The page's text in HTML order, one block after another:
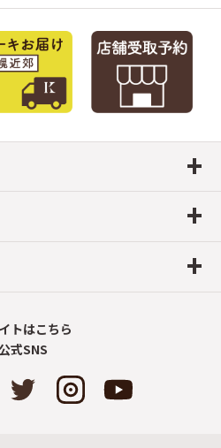
+
+
+
トはこちら
式SNS